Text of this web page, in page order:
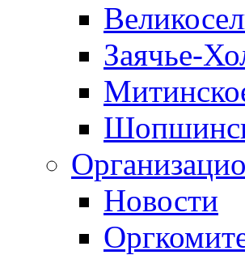
Заячье-
Новости